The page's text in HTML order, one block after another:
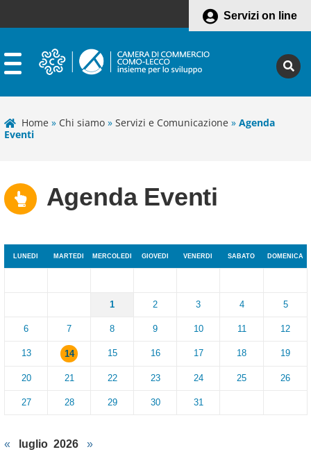
Servizi on line
Home » Chi siamo » Servizi e Comunicazione » Agenda
Eventi
Agenda Eventi
LUNEDI MARTEDI MERCOLEDI GIOVEDI VENERDI SABATO DOMENICA
1 2 3 4 5
6 7 8 9 10 11 12
13 14 15 16 17 18 19
20 21 22 23 24 25 26
27 28 29 30 31
« luglio 2026 »